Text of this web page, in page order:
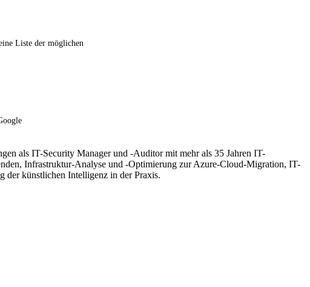
Liste der möglichen
als IT-Security Manager und -Auditor mit mehr als 35 Jahren IT-
Infrastruktur-Analyse und -Optimierung zur Azure-Cloud-Migration, IT-
der künstlichen Intelligenz in der Praxis.